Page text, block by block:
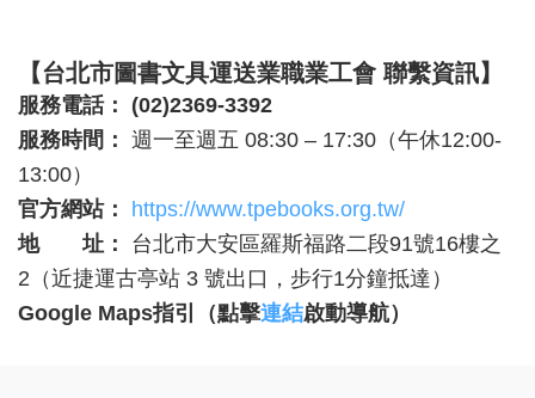
【台北市圖書文具運送業職業工會 聯繫資訊】
服務電話：
(02)2369-3392
服務時間： 週一至週五 08:30 – 17:30（午休12:00-
13:00）
官方網站：
https://www.tpebooks.org.tw/
地 址：
台北市大安區羅斯福路二段91號16樓之
2（近捷運古亭站 3 號出口，步行1分鐘抵達）
Google Maps指引（點擊連結啟動導航）